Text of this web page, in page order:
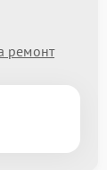
ремонт